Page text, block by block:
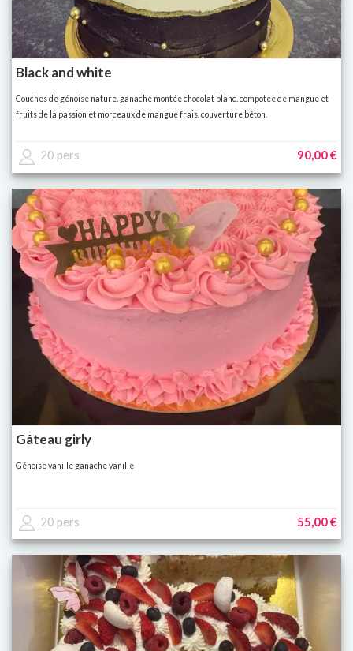
Black and white
Couches de génoise nature. ganache montée chocolat blanc. compotee de mangue et
fruits de la passion et morceaux de mangue frais. couverture béton.
20 pers 90,00 €
Gâteau girly
Génoise vanille ganache vanille
20 pers 55,00 €